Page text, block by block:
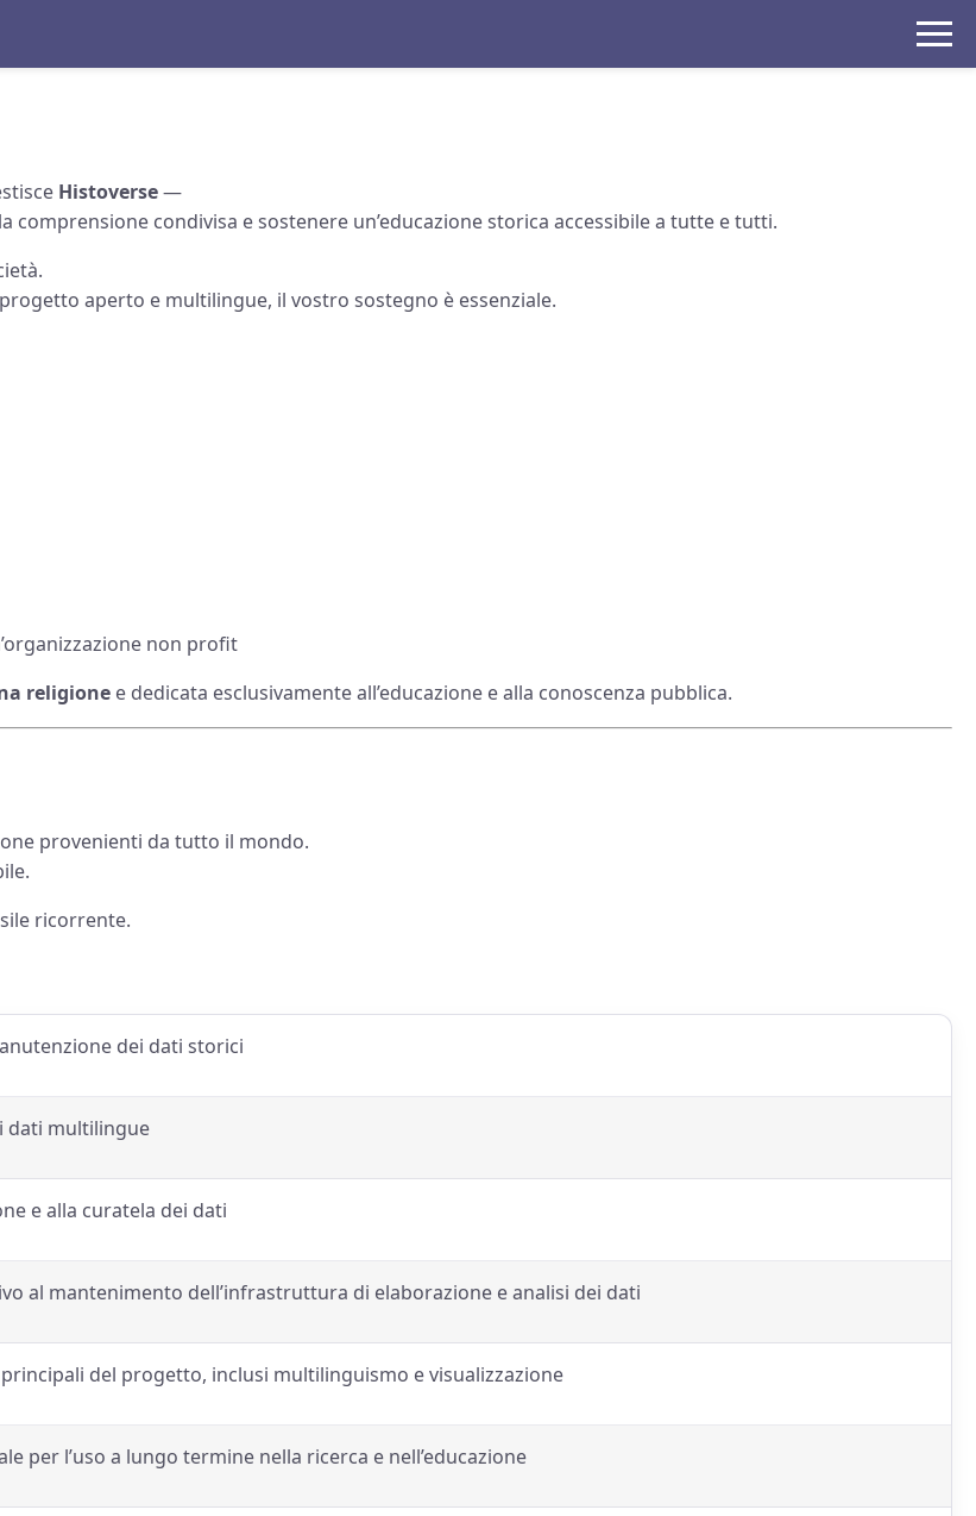
Histoverse—
comprensione condivisa e sostenere un’educazione storica accessibile a tutte e tutti.
aperto e multilingue, il vostro sostegno è essenziale.
non profit
religione e dedicata esclusivamente all’educazione e alla conoscenza pubblica.
provenienti da tutto il mondo.
ricorrente.
dei dati storici
dati multilingue
e alla curatela dei dati
al mantenimento dell’infrastruttura di elaborazione e analisi dei dati
del progetto, inclusi multilinguismo e visualizzazione
per l’uso a lungo termine nella ricerca e nell’educazione